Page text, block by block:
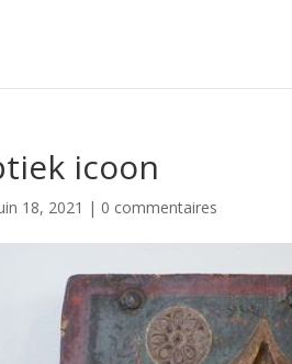
icoon
18, 2021 | 0 commentaires